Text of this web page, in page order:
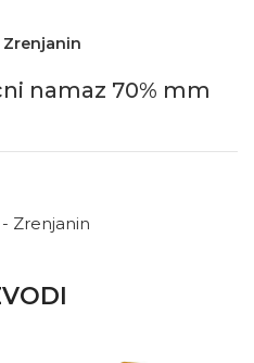
namaz 70% mm
Zrenjanin